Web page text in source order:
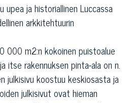
upea ja historiallinen Luccassa
arkkitehtuurin
000 m2:n kokoinen puistoalue
itse rakennuksen pinta-ala on n.
julkisivu koostuu keskiosasta ja
julkisivut ovat hieman